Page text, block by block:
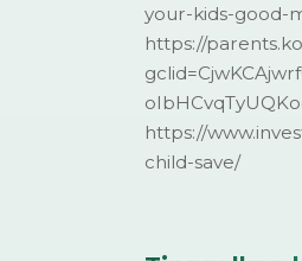
your-kids-good-
https://
https://
child-save/